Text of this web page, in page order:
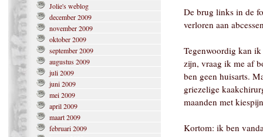
Jolie's weblog
december 2009
november 2009
oktober 2009
september 2009
augustus 2009
juli 2009
juni 2009
mei 2009
april 2009
maart 2009
februari 2009
De brug links in de
verloren aan
Tegenwoordig kan
zijn, vraag ik me af
ben geen huisarts.
griezelige
maanden met
Kortom: ik ben